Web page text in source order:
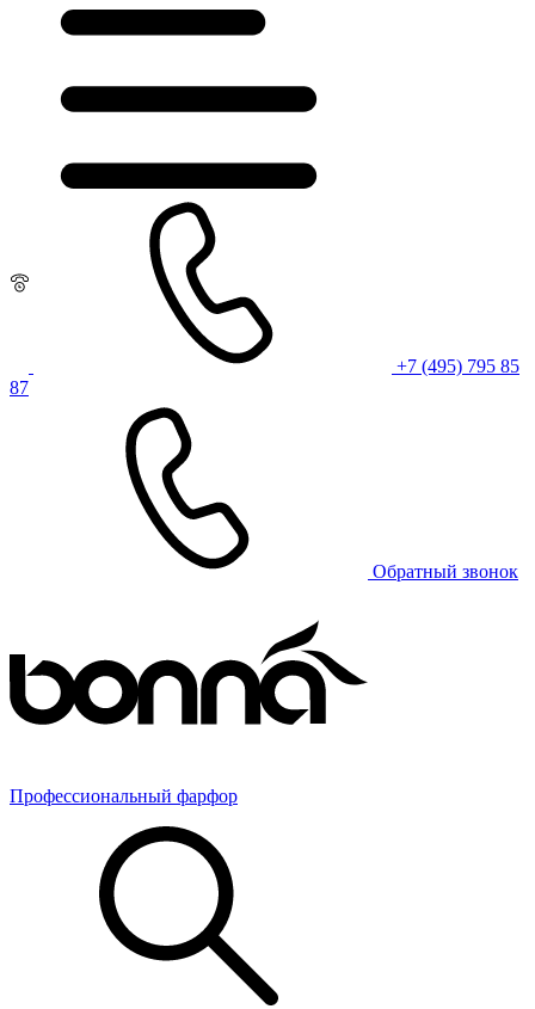
+7 (495) 795 85
87
Обратный звонок
Профессиональный фарфор